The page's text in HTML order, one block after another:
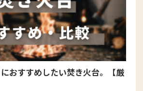
におすすめしたい焚き火台。【厳